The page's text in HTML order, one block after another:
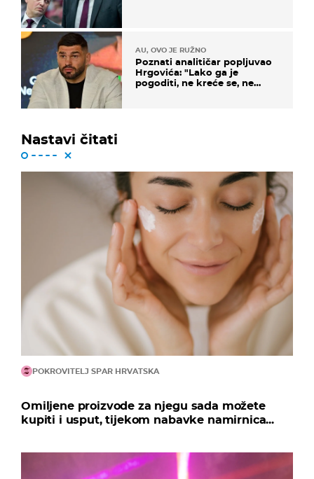
AU, OVO JE RUŽNO
Poznati analitičar popljuvao
Hrgovića: "Lako ga je
pogoditi, ne kreće se, ne
Nastavi čitati
POKROVITELJ SPAR HRVATSKA
Omiljene proizvode za njegu sada možete
kupiti i usput, tijekom nabavke namirnica...